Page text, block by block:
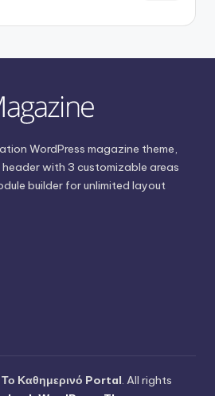
WordPress magazine theme,
with 3 customizable areas
builder for unlimited layout
Το Καθημερινό Portal. All rights